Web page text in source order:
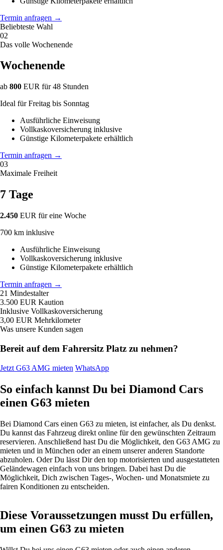
Termin anfragen →
Beliebteste Wahl
02
Das volle Wochenende
Wochenende
ab 800 EUR für 48 Stunden
Ideal für Freitag bis Sonntag
Ausführliche Einweisung
Vollkaskoversicherung inklusive
Günstige Kilometerpakete erhältlich
Termin anfragen →
03
Maximale Freiheit
7 Tage
2.450 EUR für eine Woche
700 km inklusive
Ausführliche Einweisung
Vollkaskoversicherung inklusive
Günstige Kilometerpakete erhältlich
Termin anfragen →
21 Mindestalter
3.500 EUR Kaution
Inklusive Vollkaskoversicherung
3,00 EUR Mehrkilometer
Was unsere Kunden sagen
Bereit auf dem Fahrersitz Platz zu nehmen?
Jetzt G63 AMG mieten WhatsApp
So einfach kannst Du bei Diamond Cars
einen G63 mieten
Bei Diamond Cars einen G63 zu mieten, ist einfacher, als Du denkst.
Du kannst das Fahrzeug direkt online für den gewünschten Zeitraum
reservieren. Anschließend hast Du die Möglichkeit, den G63 AMG zu
mieten und in München oder an einem unserer anderen Standorte
abzuholen. Oder Du lässt Dir den top motorisierten und ausgestatteten
Geländewagen einfach von uns bringen. Dabei hast Du die
Möglichkeit, Dich zwischen Tages-, Wochen- und Monatsmiete zu
fairen Konditionen zu entscheiden.
Diese Voraussetzungen musst Du erfüllen,
um einen G63 zu mieten